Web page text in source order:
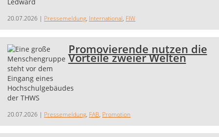
20.07.2026 | Pressemeldung, International, FIW
Promovierende nutzen die
Vorteile zweier Welten
20.07.2026 | Pressemeldung, FAB, Promotion